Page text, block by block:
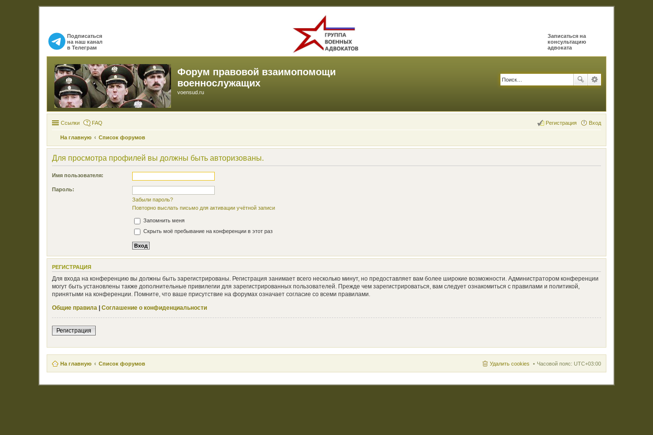
Подписаться
на наш канал
в Телеграм
Записаться на
консультацию
адвоката
Форум правовой взаимопомощи
военнослужащих
voensud.ru
Ссылки FAQ Вход
Регистрация
На главную Список форумов
Для просмотра профилей вы должны быть авторизованы.
Имя пользователя:
Пароль:
Забыли пароль?
Повторно выслать письмо для активации учётной записи
Запомнить меня
Скрыть моё пребывание на конференции в этот раз
РЕГИСТРАЦИЯ
Для входа на конференцию вы должны быть зарегистрированы. Регистрация занимает всего несколько минут, но предоставляет вам более широкие возможности. Администратором конференции
могут быть установлены также дополнительные привилегии для зарегистрированных пользователей. Прежде чем зарегистрироваться, вам следует ознакомиться с правилами и политикой,
принятыми на конференции. Помните, что ваше присутствие на форумах означает согласие со всеми правилами.
Общие правила | Соглашение о конфиденциальности
Регистрация
На главную Список форумов Часовой пояс: UTC+03:00
Удалить cookies